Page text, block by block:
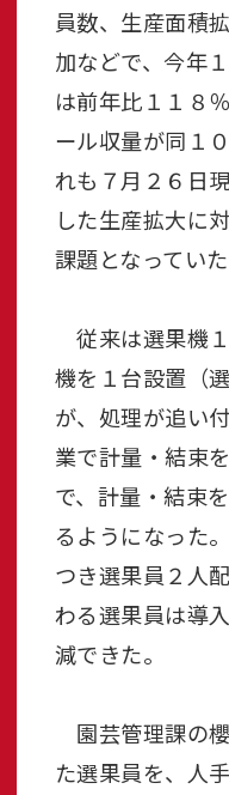
員数、生産面積
加などで、今年
は前年比１１８
ール収量が同１
れも７月２６日
した生産拡大に
課題となっていた
従来は選果機
機を１台設置（
が、処理が追い
業で計量・結束
で、計量・結束
るようになった
つき選果員２人
わる選果員は導
減できた。
園芸管理課の
た選果員を、人